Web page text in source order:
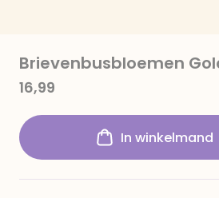
Brievenbusbloemen
16,99
In winkelmand